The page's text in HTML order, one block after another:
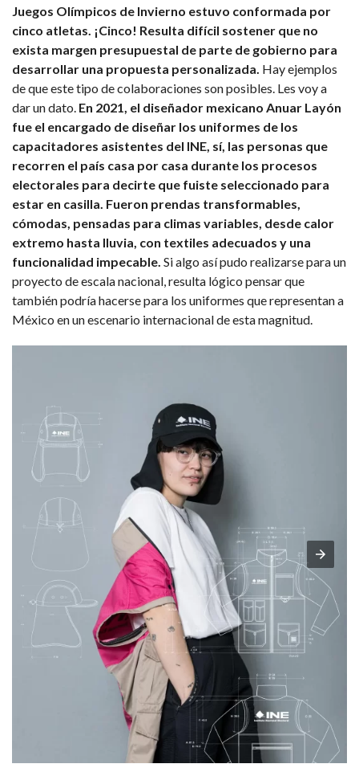
Juegos Olímpicos de Invierno estuvo conformada por
cinco atletas. ¡Cinco! Resulta difícil sostener que no
exista margen presupuestal de parte de gobierno para
desarrollar una propuesta personalizada. Hay ejemplos
de que este tipo de colaboraciones son posibles. Les voy a
dar un dato. En 2021, el diseñador mexicano Anuar Layón
fue el encargado de diseñar los uniformes de los
capacitadores asistentes del INE, sí, las personas que
recorren el país casa por casa durante los procesos
electorales para decirte que fuiste seleccionado para
estar en casilla. Fueron prendas transformables,
cómodas, pensadas para climas variables, desde calor
extremo hasta lluvia, con textiles adecuados y una
funcionalidad impecable. Si algo así pudo realizarse para un
proyecto de escala nacional, resulta lógico pensar que
también podría hacerse para los uniformes que representan a
México en un escenario internacional de esta magnitud.